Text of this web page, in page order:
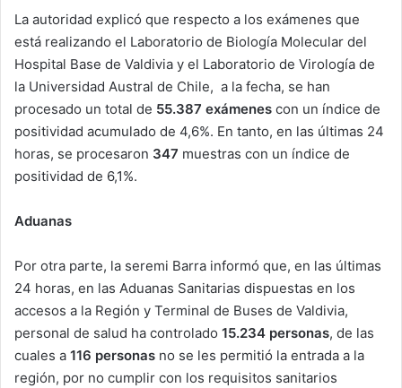
La autoridad explicó que respecto a los exámenes que
está realizando el Laboratorio de Biología Molecular del
Hospital Base de Valdivia y el Laboratorio de Virología de
la Universidad Austral de Chile, a la fecha, se han
procesado un total de 55.387 exámenes con un índice de
positividad acumulado de 4,6%. En tanto, en las últimas 24
horas, se procesaron 347 muestras con un índice de
positividad de 6,1%.
Aduanas
Por otra parte, la seremi Barra informó que, en las últimas
24 horas, en las Aduanas Sanitarias dispuestas en los
accesos a la Región y Terminal de Buses de Valdivia,
personal de salud ha controlado 15.234 personas, de las
cuales a 116 personas no se les permitió la entrada a la
región, por no cumplir con los requisitos sanitarios